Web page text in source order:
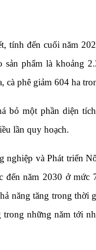
tính đến cuối năm
phẩm là khoảng
phê giảm 604 ha
một phần diện
lần quy hoạch.
nghiệp và Phát triển
đến năm 2030 ở mức
năng tăng trong thời
những năm tới